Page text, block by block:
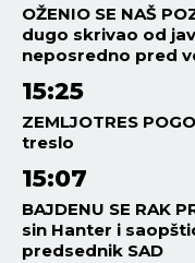
OŽENIO SE NAŠ
dugo skrivao od
neposredno pred
15:25
ZEMLJOTRES
treslo
15:07
BAJDENU SE RAK
sin Hanter i
predsednik SAD